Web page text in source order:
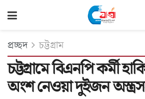
প্রচ্ছদ চট্টগ্রাম
চট্টগ্রামে বিএনপি কর্মী
অংশ নেওয়া দুইজন